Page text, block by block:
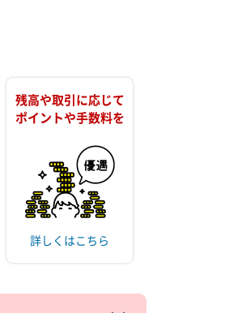
残高や取引に応じて
ポイントや手数料を
詳しくはこちら